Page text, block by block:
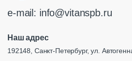
e-mail: info@vitanspb.ru
Наш адрес
192148, Санкт-Петербург, ул.